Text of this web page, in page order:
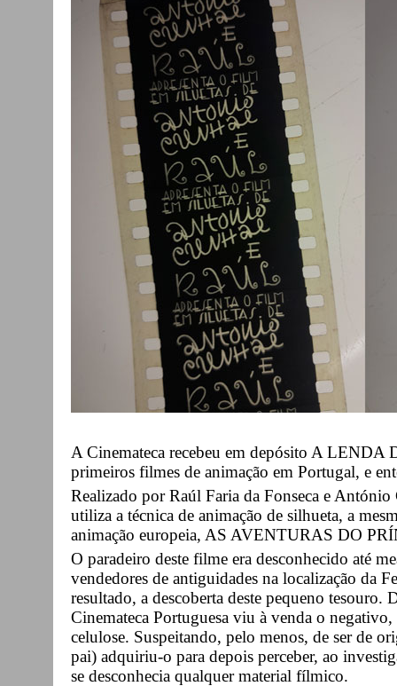
A Cinemateca recebeu em depósito A
primeiros filmes de animação em Portugal, e
Realizado por Raúl Faria da Fonseca e
utiliza a técnica de animação de silhueta, a
animação europeia, AS AVENTURAS DO
O paradeiro deste filme era desconhecido até
vendedores de antiguidades na localização da
resultado, a descoberta deste pequeno
Cinemateca Portuguesa viu à venda o
celulose. Suspeitando, pelo menos, de ser de
pai) adquiriu-o para depois perceber, ao
se desconhecia qualquer material fílmico.